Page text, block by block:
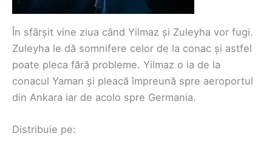
În sfârșit vine ziua când Yilmaz și Zuleyha vor fugi.
Zuleyha le dă somnifere celor de la conac și astfel
poate pleca fără probleme. Yilmaz o ia de la
conacul Yaman și pleacă împreună spre aeroportul
din Ankara iar de acolo spre Germania.
Distribuie pe: